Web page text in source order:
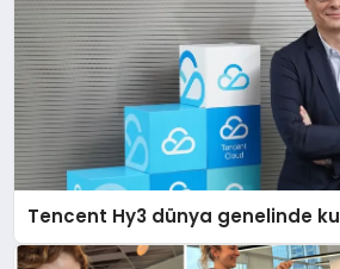
Tencent Hy3 dünya genelinde